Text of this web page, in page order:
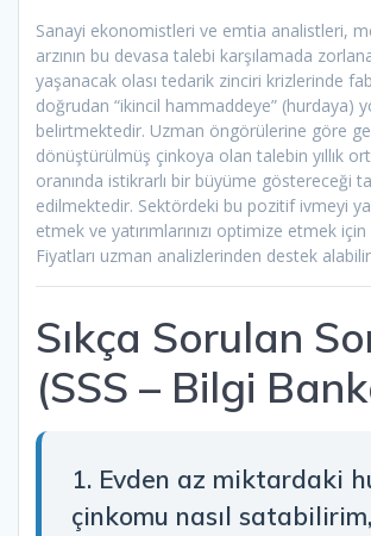
Sanayi ekonomistleri ve emtia analistleri,
arzının bu devasa talebi karşılamada
yaşanacak olası tedarik zinciri krizlerinde
doğrudan “ikincil hammaddeye” (hurdaya)
belirtmektedir. Uzman öngörülerine göre
dönüştürülmüş çinkoya olan talebin yıllık
oranında istikrarlı bir büyüme göstereceği
edilmektedir. Sektördeki bu pozitif ivmeyi
etmek ve yatırımlarınızı optimize etmek
Fiyatları uzman analizlerinden destek
Sıkça Sorulan
(SSS – Bilgi
1. Evden az miktardaki
çinkomu nasıl satabilirim,